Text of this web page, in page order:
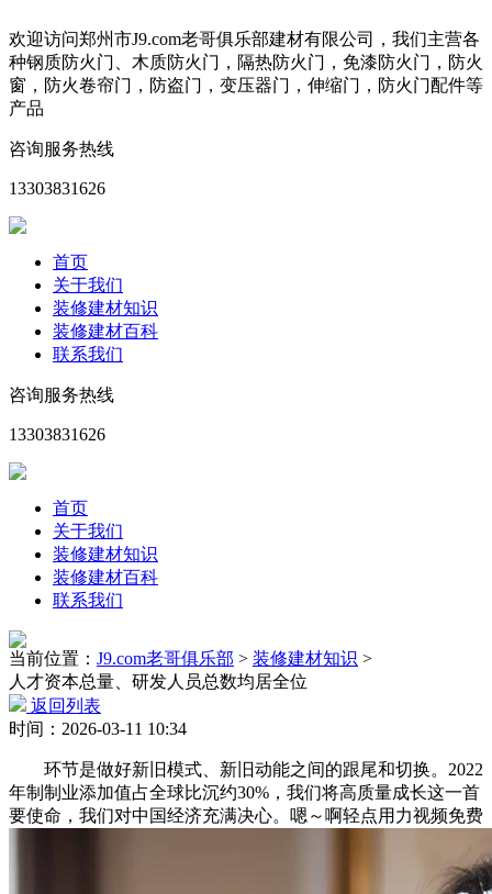
欢迎访问郑州市J9.com老哥俱乐部建材有限公司，我们主营各
种钢质防火门、木质防火门，隔热防火门，免漆防火门，防火
窗，防火卷帘门，防盗门，变压器门，伸缩门，防火门配件等
产品
咨询服务热线
13303831626
首页
关于我们
装修建材知识
装修建材百科
联系我们
咨询服务热线
13303831626
首页
关于我们
装修建材知识
装修建材百科
联系我们
当前位置： J9.com老哥俱乐部 > 装修建材知识 >
人才资本总量、研发人员总数均居全位
返回列表
时间：2026-03-11 10:34
环节是做好新旧模式、新旧动能之间的跟尾和切换。2022
年制制业添加值占全球比沉约30%，我们将高质量成长这一首
要使命，我们对中国经济充满决心。嗯～啊轻点用力视频免费